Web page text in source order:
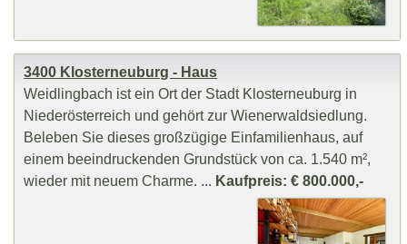
3400 Klosterneuburg - Haus
Weidlingbach ist ein Ort der Stadt Klosterneuburg in
Niederösterreich und gehört zur Wienerwaldsiedlung.
Beleben Sie dieses großzügige Einfamilienhaus, auf
einem beeindruckenden Grundstück von ca. 1.540 m²,
wieder mit neuem Charme. ... Kaufpreis: € 800.000,-